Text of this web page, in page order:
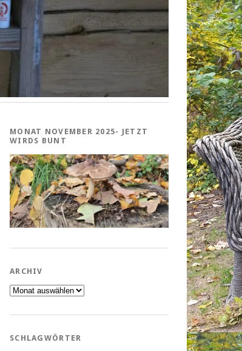
MONAT NOVEMBER 2025- JETZT
WIRDS BUNT
ARCHIV
Archiv
SCHLAGWÖRTER